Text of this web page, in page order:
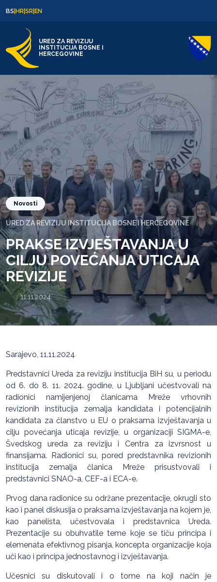
BS|HR|SR|EN
URED ZA REVIZIJU
INSTITUCIJA BOSNE I
HERCEGOVINE
Novosti
URED ZA REVIZIJU INSTITUCIJA BOSNE I HERCEGOVINE
PRAKSE IZVJEŠTAVANJA U
CILJU POVEĆANJA UTICAJA
REVIZIJE
11.11.2024.
Sarajevo, 11.11.2024
Predstavnici Ureda za reviziju institucija BiH su, u periodu
od 6. do 8. 11. 2024. godine, u Ljubljani učestvovali na
radionici namijenjenoj članicama Mreže vrhovnih
revizionih institucija zemalja kandidata i potencijalnih
kandidata za članstvo u EU o praksama izvještavanja u
cilju povećanja uticaja revizije, u organizaciji SIGMA-e,
Švedskog ureda za reviziju i Centra za izvrsnost u
finansijama. Radionici su, pored predstavnika revizionih
institucija zemalja članica Mreže prisustvovali i
predstavnici SNAO-a, CEF-a i ECA-e.
Prvog dana radionice su održane prezentacije, okrugli sto
kao i panel diskusija o praksama izvještavanja na kojem je,
kao panelista, učestvovala i predstavnica Ureda.
Prezentacije su obuhvatile teme koje se tiču principa i
elemenata efektivnog pisanja, koncepta organizacije koja
uči kao i principa jednostavnog i izvještavanja.
Učesnici su diskutovali i o tome na koji način je